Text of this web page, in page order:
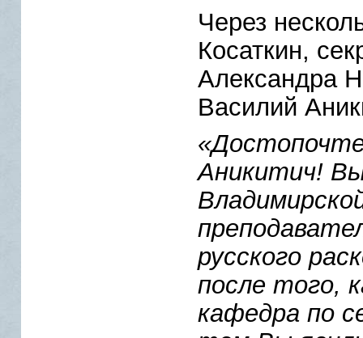
Через
Косаткин,
Александра
Василий
Аникитич!
русского
после того,
кафедра по